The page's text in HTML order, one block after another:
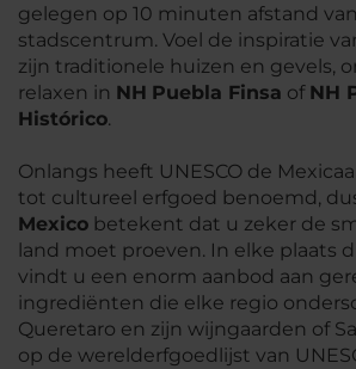
gelegen op 10 minuten afstand
stadscentrum. Voel de inspiratie
zijn traditionele huizen en gevels,
relaxen in NH Puebla Finsa of NH
Histórico.
Onlangs heeft UNESCO de
tot cultureel erfgoed benoemd,
Mexico betekent dat u zeker de
land moet proeven. In elke plaats
vindt u een enorm aanbod aan
ingrediënten die elke regio
Queretaro en zijn wijngaarden of
op de werelderfgoedlijst van